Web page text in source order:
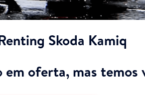
Skoda Kamiq
oferta, mas temos